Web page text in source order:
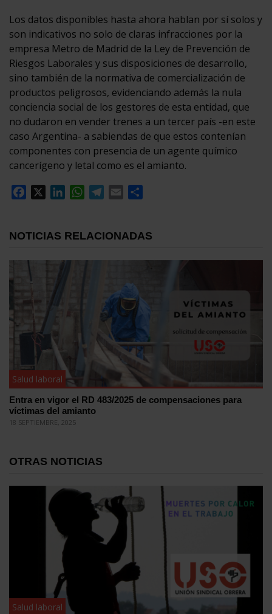
Los datos disponibles hasta ahora hablan por sí solos y
son indicativos no solo de claras infracciones por la
empresa Metro de Madrid de la Ley de Prevención de
Riesgos Laborales y sus disposiciones de desarrollo,
sino también de la normativa de comercialización de
productos peligrosos, evidenciando además la nula
conciencia social de los gestores de esta entidad, que
no dudaron en vender trenes a un tercer país -en este
caso Argentina- a sabiendas de que estos contenían
componentes con presencia de un agente químico
cancerígeno y letal como es el amianto.
Facebook
LinkedInWhatsApp
Telegram
Email
NOTICIAS RELACIONADAS
Salud laboral
Entra en vigor el RD 483/2025 de compensaciones para
víctimas del amianto
18 SEPTIEMBRE, 2025
OTRAS NOTICIAS
Salud laboral